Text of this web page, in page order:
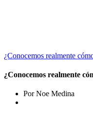
¿Conocemos realmente
¿Conocemos realmente
Por Noe Medina